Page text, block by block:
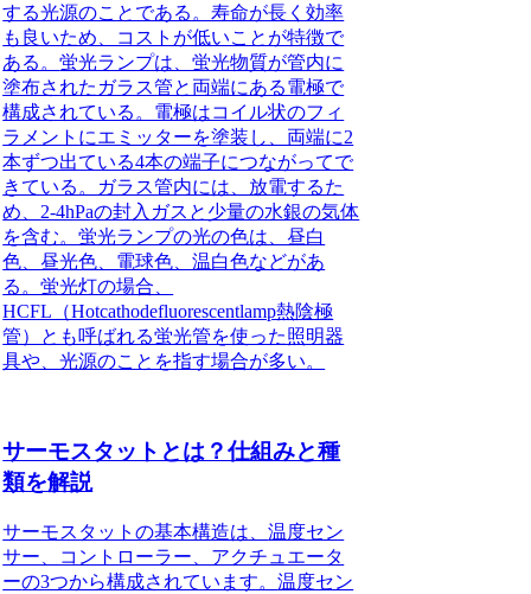
する光源のことである。寿命が長く効率
も良いため、コストが低いことが特徴で
ある。蛍光ランプは、蛍光物質が管内に
塗布されたガラス管と両端にある電極で
構成されている。電極はコイル状のフィ
ラメントにエミッターを塗装し、両端に2
本ずつ出ている4本の端子につながってで
きている。ガラス管内には、放電するた
め、2-4hPaの封入ガスと少量の水銀の気体
を含む。蛍光ランプの光の色は、昼白
色、昼光色、電球色、温白色などがあ
る。蛍光灯の場合、
HCFL（Hotcathodefluorescentlamp熱陰極
管）とも呼ばれる蛍光管を使った照明器
具や、光源のことを指す場合が多い。
サーモスタットとは？仕組みと種
類を解説
サーモスタットの基本構造は、温度セン
サー、コントローラー、アクチュエータ
ーの3つから構成されています。温度セン